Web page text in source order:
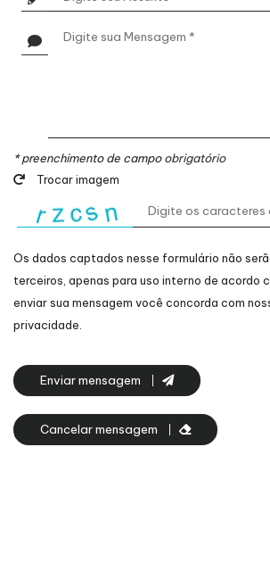
* preenchimento de campoobrigatório
Trocar imagem
Os dados captados nesse formulário não
terceiros, apenas para uso interno de acordo
enviar sua mensagem você concorda com
privacidade.
Enviar mensagem
Cancelar mensagem